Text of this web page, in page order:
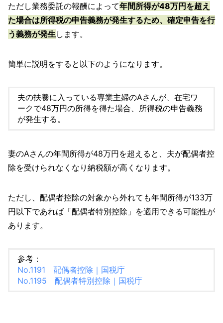
ただし業務委託の報酬によって年間所得が48万円を超え
た場合は所得税の申告義務が発生するため、確定申告を行
う義務が発生 します。
簡単に説明をすると以下のようになります。
夫の扶養に入っている専業主婦のAさんが、在宅ワ
ークで48万円の所得を得た場合、所得税の申告義務
が発生する。
妻のAさんの年間所得が48万円を超えると、夫が配偶者控
除を受けられなくなり納税額が高くなります。
ただし、配偶者控除の対象から外れても年間所得が133万
円以下であれば「配偶者特別控除」を適用できる可能性が
あります。
参考：
No.1191 配偶者控除｜国税庁
No.1195 配偶者特別控除｜国税庁